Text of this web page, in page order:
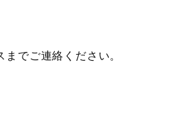
でご連絡ください。